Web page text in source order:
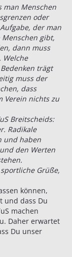
man Menschen
oder
der man
gibt,
dann muss
Welche
trägt
muss der
dass
Verein nichts zu
Breitscheids:
Radikale
und haben
den Werten
Grüße,
können,
und dass Du
machen
Daher erwartet
Du unser